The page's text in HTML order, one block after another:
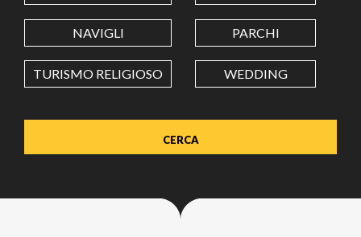
LONGITUDINE
Value in decimal degrees. Use dot (.) as decimal separator.
NAVIGLI PARCHI
TURISMO RELIGIOSO WEDDING